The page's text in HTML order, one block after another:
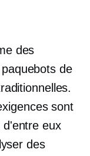
des
de
sont
eux
des